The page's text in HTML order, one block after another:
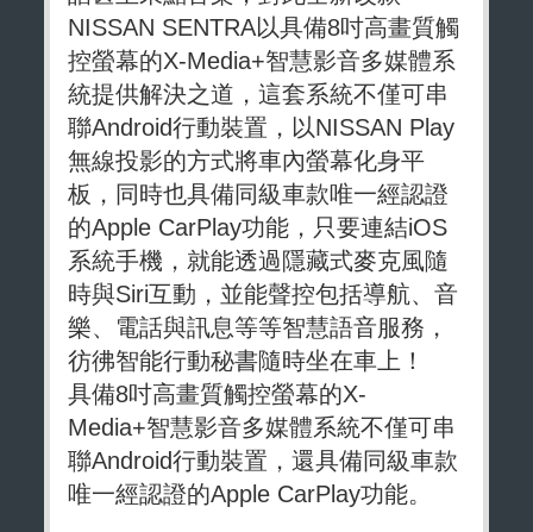
NISSAN SENTRA以具備8吋高畫質觸
控螢幕的X-Media+智慧影音多媒體系
統提供解決之道，這套系統不僅可串
聯Android行動裝置，以NISSAN Play
無線投影的方式將車內螢幕化身平
板，同時也具備同級車款唯一經認證
的Apple CarPlay功能，只要連結iOS
系統手機，就能透過隱藏式麥克風隨
時與Siri互動，並能聲控包括導航、音
樂、電話與訊息等等智慧語音服務，
彷彿智能行動秘書隨時坐在車上！
具備8吋高畫質觸控螢幕的X-
Media+智慧影音多媒體系統不僅可串
聯Android行動裝置，還具備同級車款
唯一經認證的Apple CarPlay功能。